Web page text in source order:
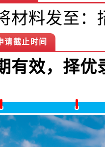
材料发至：
请截止时间
有效，择优